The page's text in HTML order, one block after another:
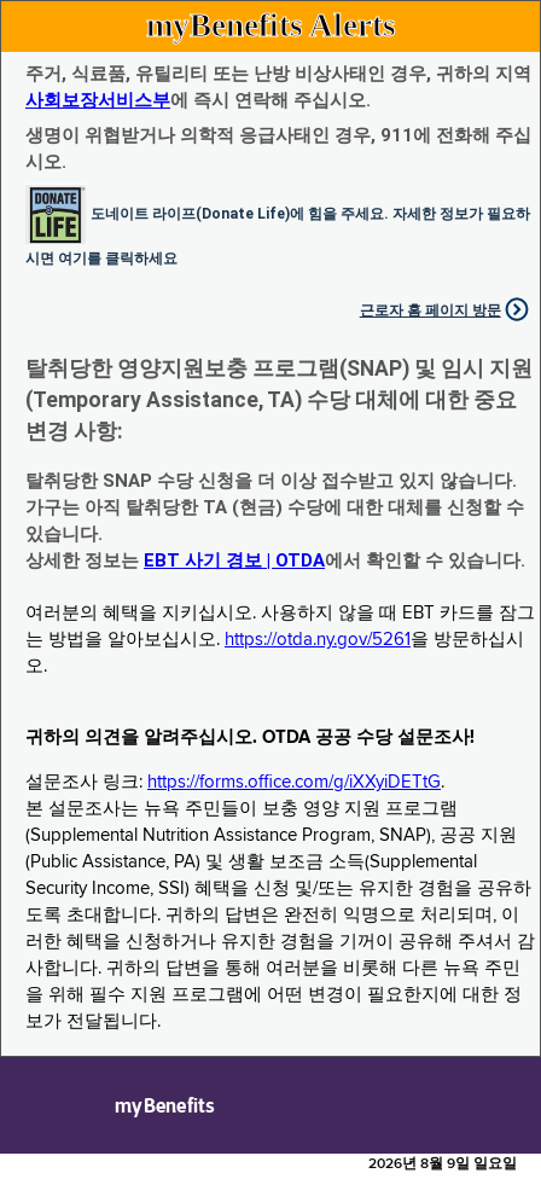
myBenefits Alerts
주거, 식료품, 유틸리티 또는 난방 비상사태인 경우, 귀하의 지역
사회보장서비스부에 즉시 연락해 주십시오.
생명이 위협받거나 의학적 응급사태인 경우, 911에 전화해 주십
시오.
도네이트 라이프(Donate Life)에 힘을 주세요. 자세한 정보가 필요하
시면 여기를 클릭하세요
근로자 홈 페이지 방문
탈취당한 영양지원보충 프로그램(SNAP) 및 임시 지원
(Temporary Assistance, TA) 수당 대체에 대한 중요
변경 사항:
탈취당한 SNAP 수당 신청을 더 이상 접수받고 있지 않습니다.
가구는 아직 탈취당한 TA (현금) 수당에 대한 대체를 신청할 수
있습니다.
상세한 정보는 EBT 사기 경보 | OTDA에서 확인할 수 있습니다.
여러분의 혜택을 지키십시오. 사용하지 않을 때 EBT 카드를 잠그
는 방법을 알아보십시오. https://otda.ny.gov/5261 을 방문하십시
오.
귀하의 의견을 알려주십시오. OTDA 공공 수당 설문조사!
설문조사 링크: https://forms.office.com/g/iXXyiDETtG.
본 설문조사는 뉴욕 주민들이 보충 영양 지원 프로그램
(Supplemental Nutrition Assistance Program, SNAP), 공공 지원
(Public Assistance, PA) 및 생활 보조금 소득(Supplemental
Security Income, SSI) 혜택을 신청 및/또는 유지한 경험을 공유하
도록 초대합니다. 귀하의 답변은 완전히 익명으로 처리되며, 이
러한 혜택을 신청하거나 유지한 경험을 기꺼이 공유해 주셔서 감
사합니다. 귀하의 답변을 통해 여러분을 비롯해 다른 뉴욕 주민
을 위해 필수 지원 프로그램에 어떤 변경이 필요한지에 대한 정
보가 전달됩니다.
myBenefits
2026년 8월 9일 일요일